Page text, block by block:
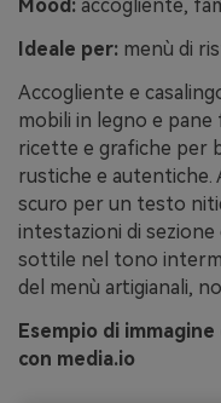
Mood: accogliente,
Ideale per: menù di
Accogliente e
mobili in legno e pane
ricette e grafiche per
rustiche e autentiche.
scuro per un testo
intestazioni di sezione
sottile nel tono
del menù artigianali,
Esempio di
con media.io